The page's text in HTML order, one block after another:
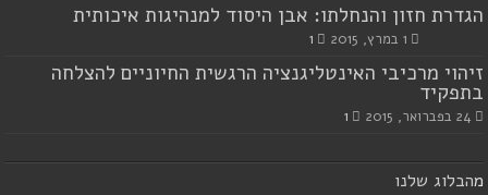
הגדרת חזון והנחלתו: אבן היסוד למנהיגות איכותית
1 במרץ, 2015 1
זיהוי מרכיבי האינטליגנציה הרגשית החיוניים להצלחה
בתפקיד
24 בפברואר, 2015 1
מהבלוג שלנו